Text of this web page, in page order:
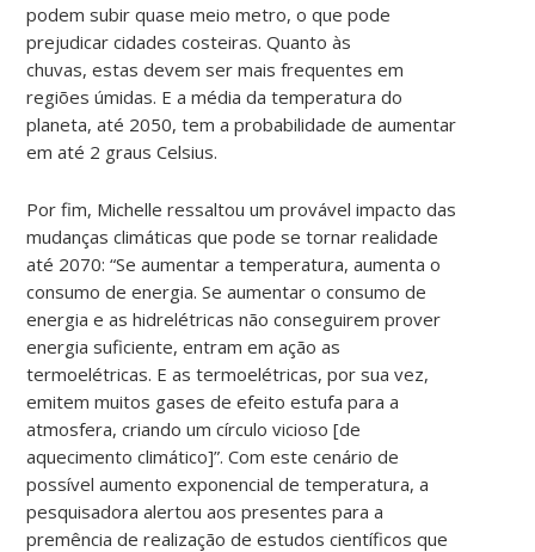
podem subir quase meio metro, o que pode
prejudicar cidades costeiras. Quanto às
chuvas, estas devem ser mais frequentes em
regiões úmidas. E a média da temperatura do
planeta, até 2050, tem a probabilidade de aumentar
em até 2 graus Celsius.
Por fim, Michelle ressaltou um provável impacto das
mudanças climáticas que pode se tornar realidade
até 2070: “Se aumentar a temperatura, aumenta o
consumo de energia. Se aumentar o consumo de
energia e as hidrelétricas não conseguirem prover
energia suficiente, entram em ação as
termoelétricas. E as termoelétricas, por sua vez,
emitem muitos gases de efeito estufa para a
atmosfera, criando um círculo vicioso [de
aquecimento climático]”. Com este cenário de
possível aumento exponencial de temperatura, a
pesquisadora alertou aos presentes para a
premência de realização de estudos científicos que